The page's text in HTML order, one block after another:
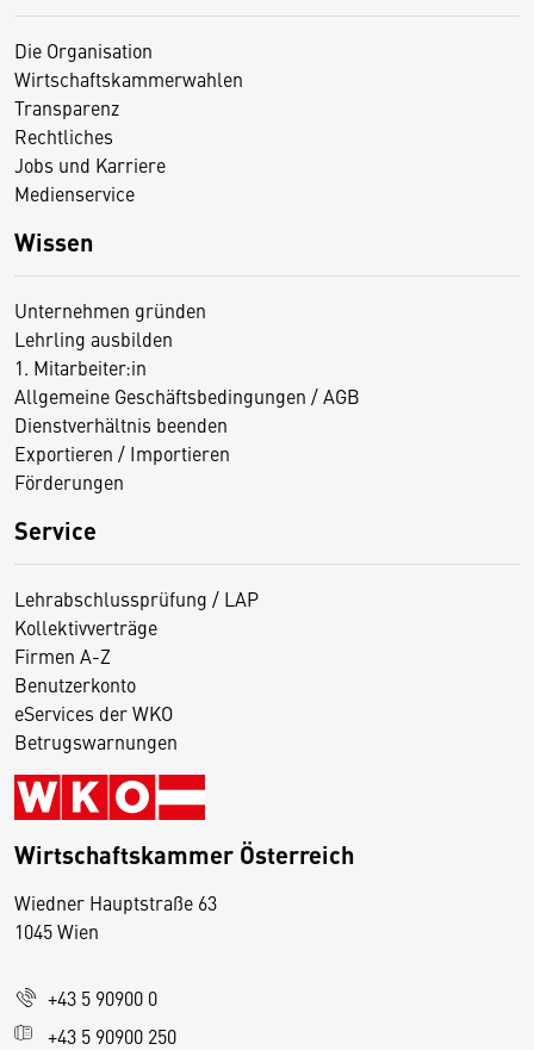
Die Organisation
Wirtschaftskammerwahlen
Transparenz
Rechtliches
Jobs und Karriere
Medienservice
Wissen
Unternehmen gründen
Lehrling ausbilden
1. Mitarbeiter:in
Allgemeine Geschäftsbedingungen / AGB
Dienstverhältnis beenden
Exportieren / Importieren
Förderungen
Service
Lehrabschlussprüfung / LAP
Kollektivverträge
Firmen A-Z
Benutzerkonto
eServices der WKO
Betrugswarnungen
Wirtschaftskammer Österreich
Wiedner Hauptstraße 63
1045 Wien
+43 5 90900 0
+43 5 90900 250
D
s
e